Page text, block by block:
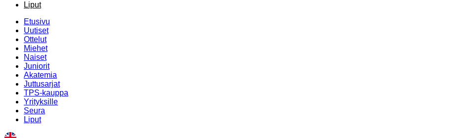
Liput
Etusivu
Uutiset
Ottelut
Miehet
Naiset
Juniorit
Akatemia
Juttusarjat
TPS-kauppa
Yrityksille
Seura
Liput